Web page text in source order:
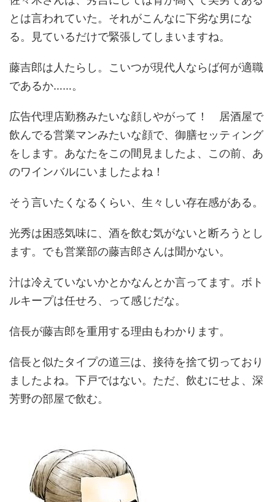
とは言われていた。それがこんなに下劣な男にな
る。見ているだけで緊張してしまいますね。
藤吉郎は人たらし。こいつが現代人ならば何が適職
であるか……。
広告代理店勤務みたいな顔しやがって！ 居酒屋で
飲んでる営業マンみたいな顔で、御膳セッティング
をします。あなたをこの間見ましたよ、この前、あ
のワインバルにいましたよね！
そう言いたくなるくらい、生々しい存在感がある。
光秀は困惑気味に、酒を飲む気がないと断ろうとし
ます。でも営業部の藤吉郎さんは聞かない。
汁は冷えていないかとかなんとか言ってます。ボト
ルキープは任せろ、って感じだな。
信長が藤吉郎を重用する理由もわかります。
信長と似たタイプの道三は、接待を捨て切っており
ましたよね。下戸ではない。ただ、飲むにせよ、深
芳野の部屋で飲む。